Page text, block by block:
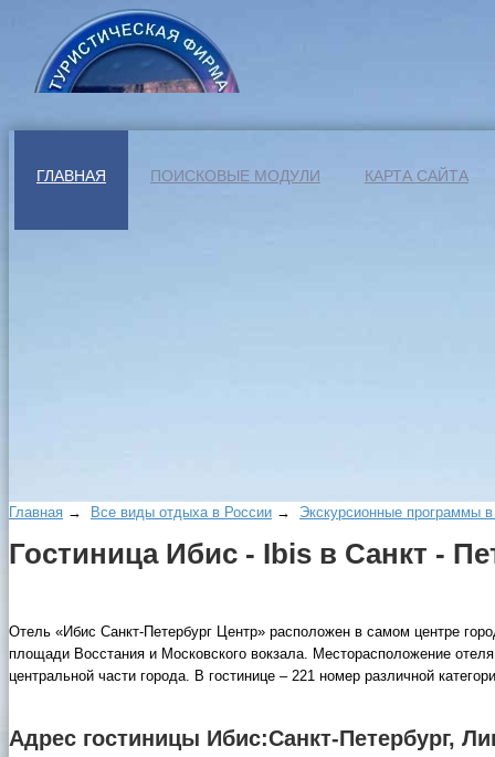
ГЛАВНАЯ ПОИСКОВЫЕ МОДУЛИ КАРТА САЙТА
Главная → Все виды отдыха в России → Экскурсионные программы
Гостиница Ибис - Ibis в Санкт -
Отель «Ибис Санкт-Петербург Центр» расположен в самом центре
площади Восстания и Московского вокзала. Месторасположение
центральной части города. В гостинице – 221 номер различной
Адрес гостиницы Ибис:Санкт-Петербург,